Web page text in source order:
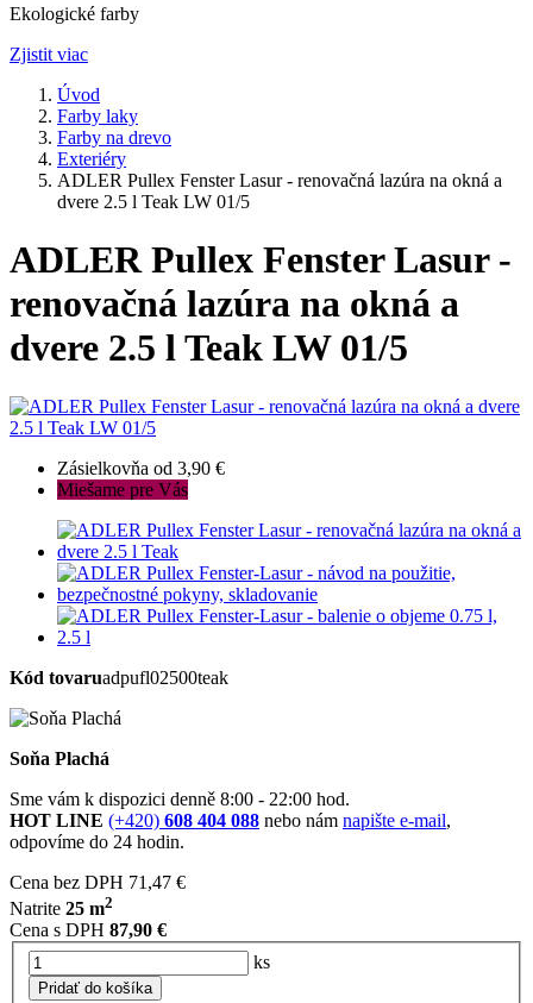
Ekologické farby
Zjistit viac
Úvod
Farby laky
Farby na drevo
Exteriéry
ADLER Pullex Fenster Lasur - renovačná lazúra na okná a
dvere 2.5 l Teak LW 01/5
ADLER Pullex Fenster Lasur -
renovačná lazúra na okná a
dvere 2.5 l Teak LW 01/5
Zásielkovňa od 3,90 €
Miešame pre Vás
Kód tovaruadpufl02500teak
Soňa Plachá
Sme vám k dispozici denně 8:00 - 22:00 hod.
HOT LINE (+420) 608 404 088 nebo nám napište e-mail,
odpovíme do 24 hodin.
Cena bez DPH 71,47 €
Natrite 25 m2
Cena s DPH 87,90 €
ks
Pridať do košíka